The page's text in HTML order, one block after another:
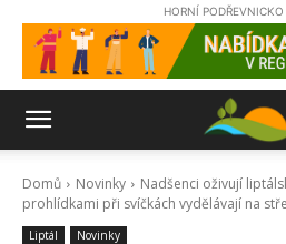
HORNÍ
Domů Novinky
Nadšenci oživují
prohlídkami při svíčkách vydělávají na
Liptál Novinky